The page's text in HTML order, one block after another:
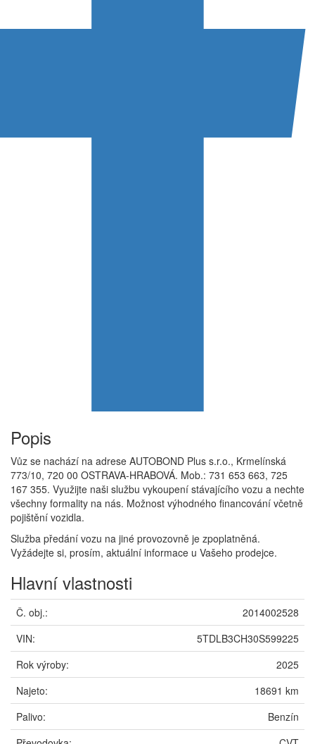
Popis
Vůz se nachází na adrese AUTOBOND Plus s.r.o., Krmelínská
773/10, 720 00 OSTRAVA-HRABOVÁ. Mob.: 731 653 663, 725
167 355. Využijte naši službu vykoupení stávajícího vozu a nechte
všechny formality na nás. Možnost výhodného financování včetně
pojištění vozidla.
Služba předání vozu na jiné provozovně je zpoplatněná.
Vyžádejte si, prosím, aktuální informace u Vašeho prodejce.
Hlavní vlastnosti
Č. obj.:
2014002528
VIN:
5TDLB3CH30S599225
Rok výroby:
2025
Najeto:
18691 km
Palivo:
Benzín